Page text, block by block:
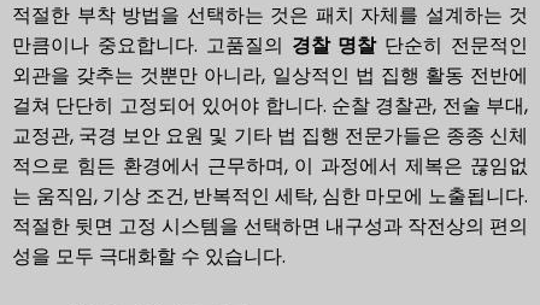
적절한 부착 방법을 선택하는 것은 패치 자체를 설계하는 것
만큼이나 중요합니다. 고품질의 경찰 명찰단순히 전문적인
외관을 갖추는 것뿐만 아니라, 일상적인 법 집행 활동 전반에
걸쳐 단단히 고정되어 있어야 합니다. 순찰 경찰관, 전술 부대,
교정관, 국경 보안 요원 및 기타 법 집행 전문가들은 종종 신체
적으로 힘든 환경에서 근무하며, 이 과정에서 제복은 끊임없
는 움직임, 기상 조건, 반복적인 세탁, 심한 마모에 노출됩니다.
적절한 뒷면 고정 시스템을 선택하면 내구성과 작전상의 편의
성을 모두 극대화할 수 있습니다.